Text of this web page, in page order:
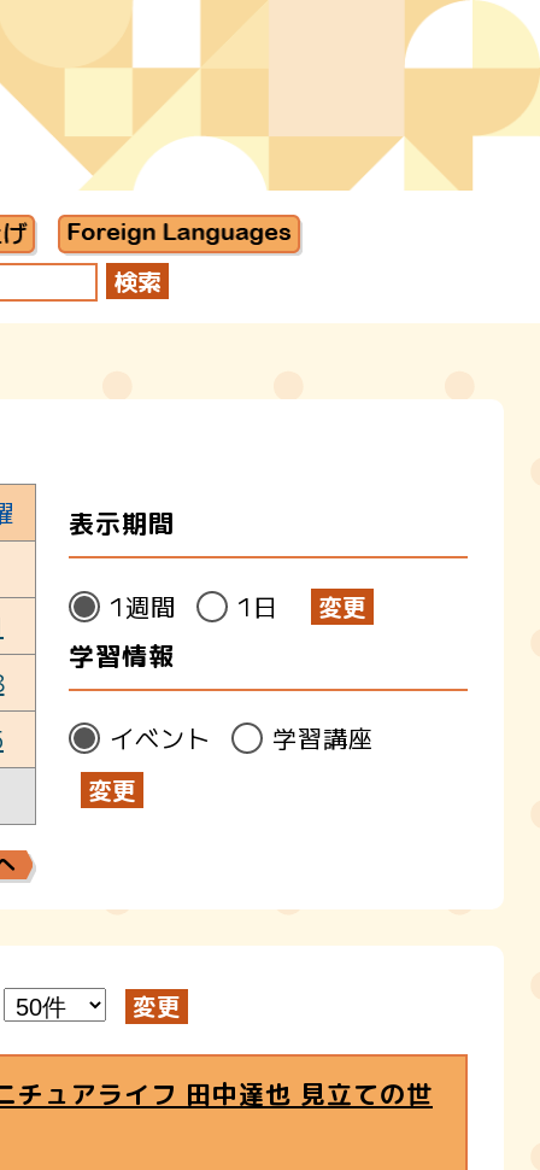
表示期間
1週間 1日
学習情報
イベント 学習講座
ュアライフ 田中達也 見立ての世